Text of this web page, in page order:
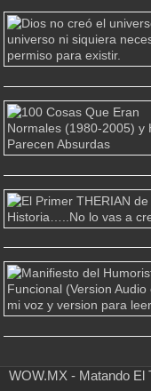
WOW.MX - Matando El